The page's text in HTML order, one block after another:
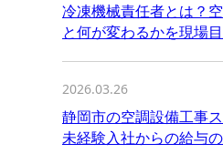
冷凍機械責任者とは？
と何が変わるかを現場
2026.03.26
静岡市の空調設備工事
未経験入社からの給与